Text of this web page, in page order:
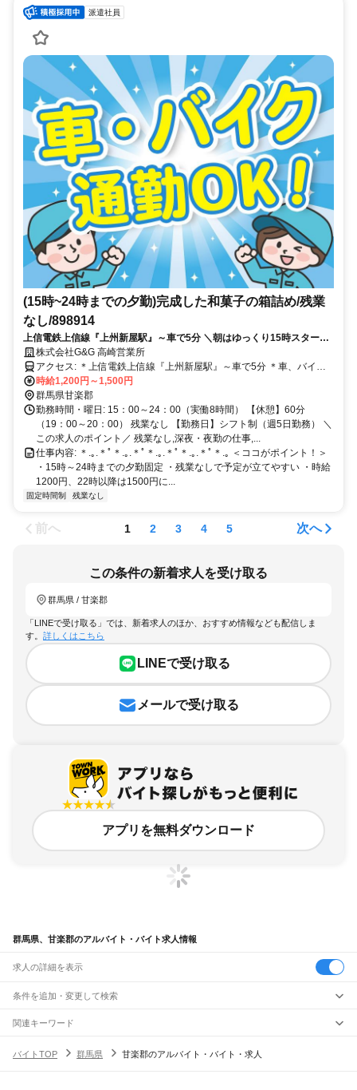
派遣社員
(15時~24時までの夕勤)完成した和菓子の箱詰め/残業
なし/898914
上信電鉄上信線『上州新屋駅』～車で5分 ＼朝はゆっくり15時スタート
／ 22時以降は時給1500円にUP！ 空調完備＆残業なしで働きやすい！
株式会社G&G 高崎営業所
アクセス: ＊上信電鉄上信線『上州新屋駅』～車で5分 ＊車、バイ
ク、自転車通勤OK（無料駐車場あり）
時給1,200円～1,500円
群馬県甘楽郡
勤務時間・曜日: 15：00～24：00（実働8時間） 【休憩】60分
（19：00～20：00） 残業なし 【勤務日】シフト制（週5日勤務） ＼
この求人のポイント／ 残業なし,深夜・夜勤の仕事,...
仕事内容: ＊.｡.＊ﾟ＊.｡.＊ﾟ＊.｡.＊ﾟ＊.｡.＊ﾟ＊.｡ ＜ココがポイント！＞
・15時～24時までの夕勤固定 ・残業なしで予定が立てやすい ・時給
1200円、22時以降は1500円に...
固定時間制 残業なし
前へ 1 2 3 4 5 次へ
この条件の新着求人を受け取る
群馬県 / 甘楽郡
「LINEで受け取る」では、新着求人のほか、おすすめ情報なども配信しま
す。 詳しくはこちら
LINEで受け取る
メールで受け取る
アプリを無料ダウンロード
群馬県、甘楽郡のアルバイト・バイト求人情報
求人の詳細を表示
条件を追加・変更して検索
市区町村を追加・変更
群馬県すべて
駅を追加・変更
関連キーワード
群馬県 甘楽郡 3日 甘楽町群馬県 甘楽郡 シムックス
バイトTOP 群馬県 甘楽郡のアルバイト・バイト・求人